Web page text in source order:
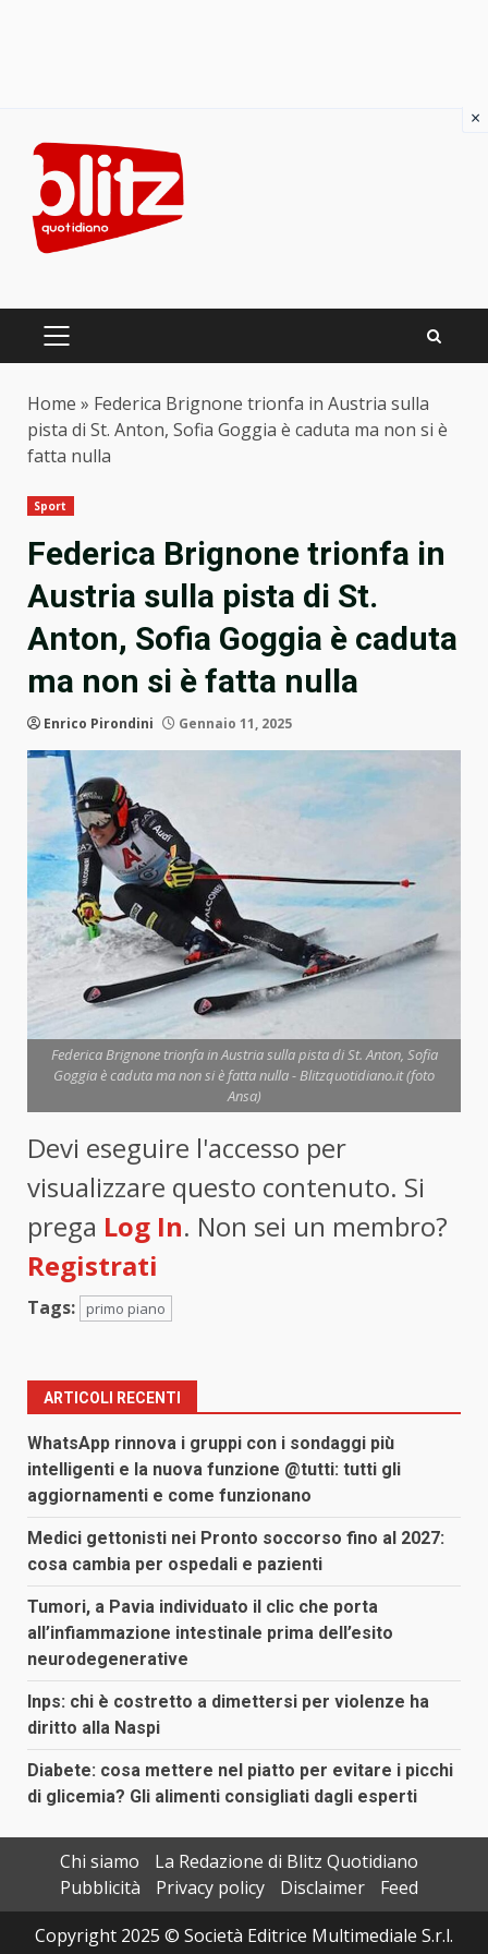
content
PRIMARY
Home » Federica Brignone trionfa in Austria sulla
pista di St. Anton, Sofia Goggia è caduta ma non si è
fatta nulla
Sport
Federica Brignone trionfa in
Austria sulla pista di St.
Anton, Sofia Goggia è caduta
ma non si è fatta nulla
Enrico Pirondini Gennaio 11, 2025
Federica Brignone trionfa in Austria sulla pista di St. Anton, Sofia
Goggia è caduta ma non si è fatta nulla - Blitzquotidiano.it (foto
Ansa)
Devi eseguire l'accesso per
visualizzare questo contenuto. Si
prega Log In. Non sei un membro?
Registrati
Tags: primo piano
ARTICOLI RECENTI
WhatsApp rinnova i gruppi con i sondaggi più
intelligenti e la nuova funzione @tutti: tutti gli
aggiornamenti e come funzionano
Medici gettonisti nei Pronto soccorso fino al 2027:
cosa cambia per ospedali e pazienti
Tumori, a Pavia individuato il clic che porta
all’infiammazione intestinale prima dell’esito
neurodegenerative
Inps: chi è costretto a dimettersi per violenze ha
diritto alla Naspi
Diabete: cosa mettere nel piatto per evitare i picchi
di glicemia? Gli alimenti consigliati dagli esperti
Chi siamo
La Redazione di Blitz Quotidiano
Pubblicità
Privacy policy Disclaimer
Feed
Copyright 2025 © Società Editrice Multimediale S.r.l.
×